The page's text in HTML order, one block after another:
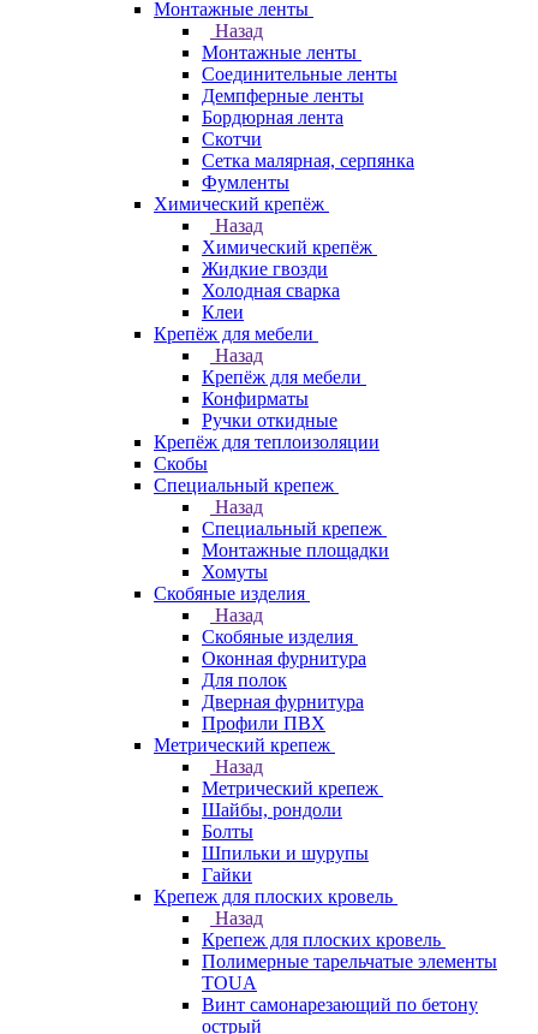
Монтажные ленты
Назад
Монтажные ленты
Соединительные ленты
Демпферные ленты
Бордюрная лента
Скотчи
Сетка малярная, серпянка
Фумленты
Химический крепёж
Назад
Химический крепёж
Жидкие гвозди
Холодная сварка
Клеи
Крепёж для мебели
Назад
Крепёж для мебели
Конфирматы
Ручки откидные
Крепёж для теплоизоляции
Скобы
Специальный крепеж
Назад
Специальный крепеж
Монтажные площадки
Хомуты
Скобяные изделия
Назад
Скобяные изделия
Оконная фурнитура
Для полок
Дверная фурнитура
Профили ПВХ
Метрический крепеж
Назад
Метрический крепеж
Шайбы, рондоли
Болты
Шпильки и шурупы
Гайки
Крепеж для плоских кровель
Назад
Крепеж для плоских кровель
Полимерные тарельчатые элементы
TOUA
Винт самонарезающий по бетону
острый